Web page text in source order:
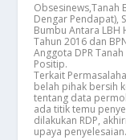
Obsesinews,Tanah
Dengar Pendapat),
Bumbu Antara LBH
Tahun 2016 dan
Anggota DPR
Positip.
Terkait
belah pihak bersih
tentang data
ada titik temu
dilakukan RDP,
upaya penyelesaian.